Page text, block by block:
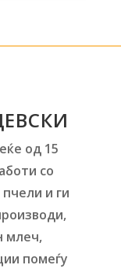
од 15
со
и ги
млеч,
помеѓу